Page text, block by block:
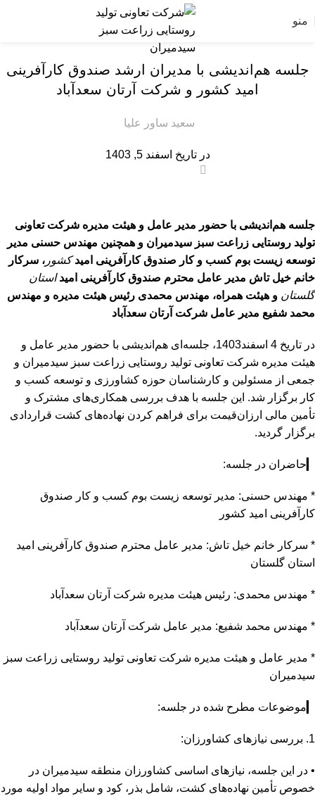
منو
آموزشگاه,رویداد ها
جلسه هم‌اندیشی با مدیران ارشد صندوق کارآفرینی
امید کشور و شرکت آرتان سعدآباد
سعید ساور علیا
در تاریخ اسفند 5, 1403
جلسه هم‌اندیشی با حضور مدیر عامل و هیئت مدیره شرکت تعاونی
تولید روستایی زراعت سبز سیدمیران و همچنین مهندس حسنی مدیر
توسعه زیست بوم کسب و کار صندوق کارآفرینی امیدکشور ، سرکار
خانم خیل تاش مدیر عامل محترم صندوق کارآفرینی امیداستان
گلستان و هیئت همراه، مهندس محمدی رئیس هیئت مدیره و مهندس
محمد شفیع مدیر عامل شرکت آرتان سعدآباد
در تاریخ 4 اسفند1403، جلسه‌ای هم‌اندیشی با حضور مدیر عامل و
هیئت مدیره شرکت تعاونی تولید روستایی زراعت سبز سیدمیران و
جمعی از مسئولین و کارشناسان حوزه کشاورزی و توسعه کسب و
کار برگزار شد. این جلسه با هدف بررسی همکاری‌های مشترک و
تأمین مالی ارزان‌قیمت برای فراهم کردن نهاده‌های کشت قراردادی
برگزار گردید.
▎حاضران در جلسه:
* مهندس حسنی: مدیر توسعه زیست بوم کسب و کار صندوق
کارآفرینی امید کشور
* سرکار خانم خیل تاش: مدیر عامل محترم صندوق کارآفرینی امید
استان گلستان
* مهندس محمدی: رئیس هیئت مدیره شرکت آرتان سعدآباد
* مهندس محمد شفیع: مدیر عامل شرکت آرتان سعدآباد
* مدیر عامل و هیئت مدیره شرکت تعاونی تولید روستایی زراعت سبز
سیدمیران
▎موضوعات مطرح شده در جلسه:
1. بررسی نیازهای کشاورزان:
• در این جلسه، نیازهای اساسی کشاورزان منطقه سیدمیران در
خصوص تأمین نهاده‌های کشت، شامل بذر، کود و سایر مواد اولیه مورد